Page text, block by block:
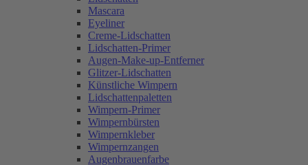
Mascara
Eyeliner
Creme-Lidschatten
Lidschatten-Primer
Augen-Make-up-Entferner
Glitzer-Lidschatten
Künstliche Wimpern
Lidschattenpaletten
Wimpern-Primer
Wimpernbürsten
Wimpernkleber
Wimpernzangen
Augenbrauenfarbe